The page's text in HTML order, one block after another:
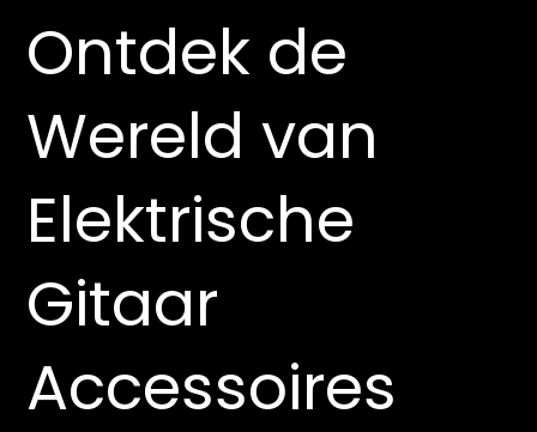
Ontdek de
Wereld van
Elektrische
Gitaar
Accessoires